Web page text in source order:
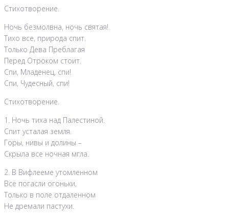
Стихотворение.
Ночь безмолвна, ночь святая!
Тихо все, природа спит.
Только Дева Преблагая
Перед Отроком стоит.
Спи, Младенец, спи!
Спи, Чудесный, спи!
Стихотворение.
1. Ночь тиха над Палестиной.
Спит усталая земля.
Горы, нивы и долины –
Скрыла все ночная мгла.
2. В Вифлееме утомленном
Все погасли огоньки,
Только в поле отдаленном
Не дремали пастухи.